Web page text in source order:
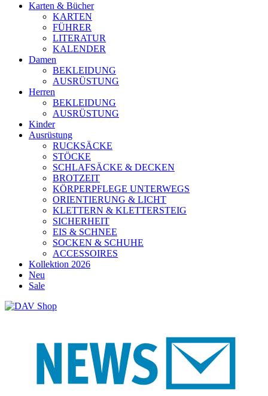
Karten & Bücher
KARTEN
FÜHRER
LITERATUR
KALENDER
Damen
BEKLEIDUNG
AUSRÜSTUNG
Herren
BEKLEIDUNG
AUSRÜSTUNG
Kinder
Ausrüstung
RUCKSÄCKE
STÖCKE
SCHLAFSÄCKE & DECKEN
BROTZEIT
KÖRPERPFLEGE UNTERWEGS
ORIENTIERUNG & LICHT
KLETTERN & KLETTERSTEIG
SICHERHEIT
EIS & SCHNEE
SOCKEN & SCHUHE
ACCESSOIRES
Kollektion 2026
Neu
Sale